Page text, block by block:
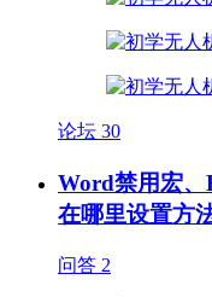
论坛 30
Word禁用宏、
在哪里设置方
问答 2